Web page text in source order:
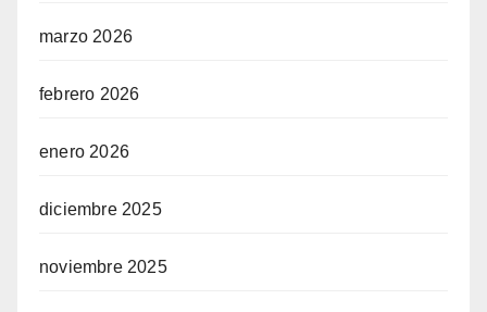
marzo 2026
febrero 2026
enero 2026
diciembre 2025
noviembre 2025